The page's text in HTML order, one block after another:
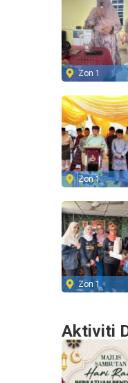
Zon 1
Zon 1
Zon 1
Aktiviti